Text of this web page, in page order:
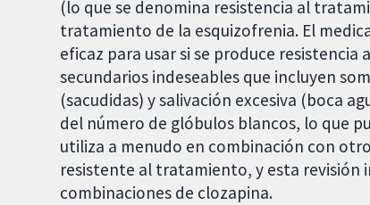
(lo que se denomina resistencia al
tratamiento de la esquizofrenia. El
eficaz para usar si se produce
secundarios indeseables que incluyen
(sacudidas) y salivación excesiva (boca
del número de glóbulos blancos, lo que
utiliza a menudo en combinación con
resistente al tratamiento, y esta revisión
combinaciones de clozapina.